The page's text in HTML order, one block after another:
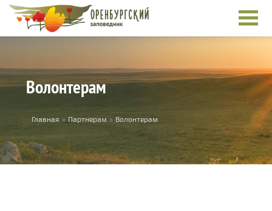
Перейти к основному содержанию
Волонтерам
Вы здесь
Главная » Партнерам » Волонтерам